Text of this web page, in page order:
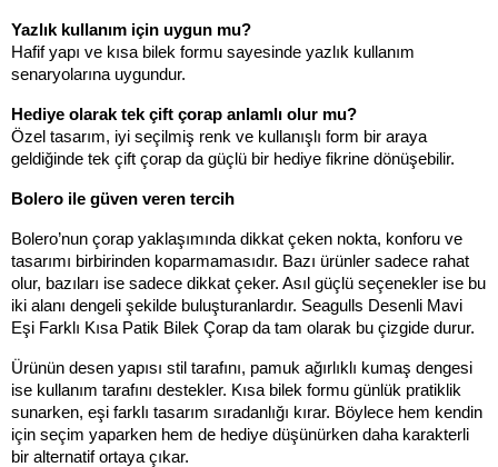
Yazlık kullanım için uygun mu?
Hafif yapı ve kısa bilek formu sayesinde yazlık kullanım
senaryolarına uygundur.
Hediye olarak tek çift çorap anlamlı olur mu?
Özel tasarım, iyi seçilmiş renk ve kullanışlı form bir araya
geldiğinde tek çift çorap da güçlü bir hediye fikrine dönüşebilir.
Bolero ile güven veren tercih
Bolero’nun çorap yaklaşımında dikkat çeken nokta, konforu ve
tasarımı birbirinden koparmamasıdır. Bazı ürünler sadece rahat
olur, bazıları ise sadece dikkat çeker. Asıl güçlü seçenekler ise bu
iki alanı dengeli şekilde buluşturanlardır. Seagulls Desenli Mavi
Eşi Farklı Kısa Patik Bilek Çorap da tam olarak bu çizgide durur.
Ürünün desen yapısı stil tarafını, pamuk ağırlıklı kumaş dengesi
ise kullanım tarafını destekler. Kısa bilek formu günlük pratiklik
sunarken, eşi farklı tasarım sıradanlığı kırar. Böylece hem kendin
için seçim yaparken hem de hediye düşünürken daha karakterli
bir alternatif ortaya çıkar.